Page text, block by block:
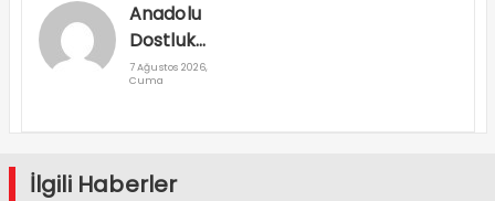
Anadolu
Dostluk
Rallisi
7 Ağustos 2026,
Cuma
İlgili Haberler